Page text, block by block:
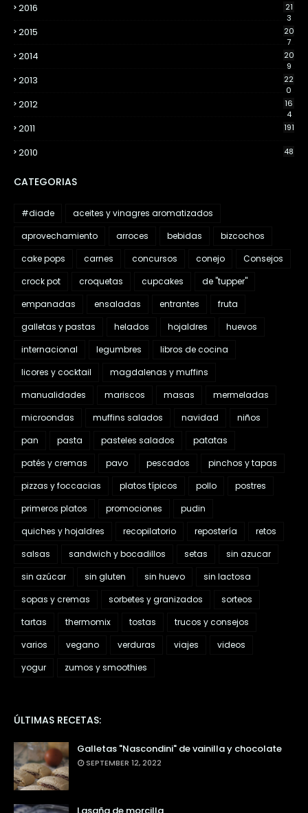
2016
21
3
2015
20
7
2014
20
9
2013
22
0
2012
16
4
2011 191
2010 48
CATEGORIAS
#diade
aceites y vinagres aromatizados
aprovechamiento
arroces bebidas
bizcochos
cake pops
carnes concursos conejo
Consejos
crock pot
croquetas cupcakes
de "tupper"
empanadas
ensaladas entrantes
fruta
galletas y pastas
helados hojaldres
huevos
internacional
legumbres
libros de cocina
licores y cocktail
magdalenas y muffins
manualidades
mariscos masas
mermeladas
microondas
muffins salados navidad
niños
pan
pasta pasteles salados
patatas
patés y cremas
pavo pescados
pinchos y tapas
pizzas y foccacias
platos típicos pollo
postres
primeros platos
promociones
pudin
quiches y hojaldres
recopilatorio repostería
retos
salsas
sandwich y bocadillos setas
sin azucar
sin azúcar
sin gluten sin huevo
sin lactosa
sopas y cremas
sorbetes y granizados
sorteos
tartas
thermomix tostas
trucos y consejos
varios
vegano verduras viajes
videos
yogur
zumos y smoothies
ÚLTIMAS RECETAS:
Galletas "Nascondini" de vainilla y chocolate
SEPTEMBER 12, 2022
Lasaña de morcilla